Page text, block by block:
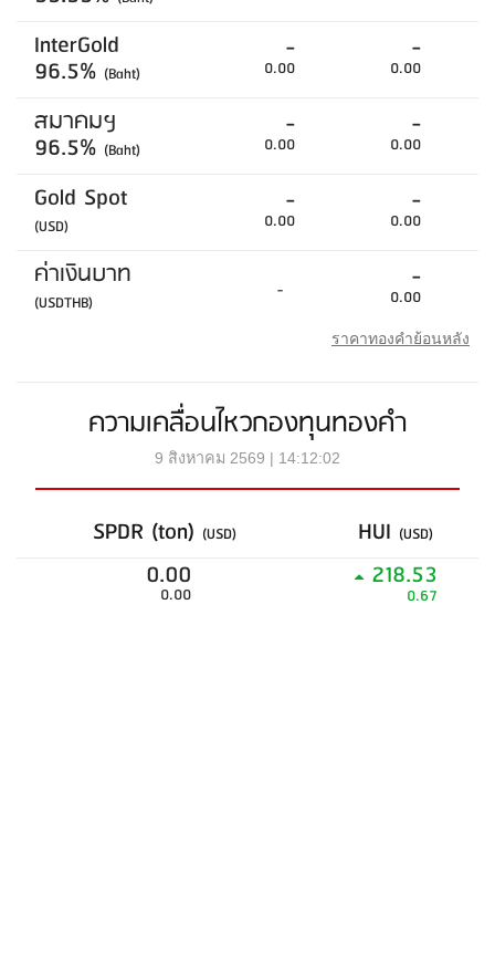
InterGold
96.5% (Baht)
-
0.00
-
0.00
สมาคมฯ
96.5% (Baht)
-
0.00
-
0.00
Gold Spot
(USD)
-
0.00
-
0.00
ค่าเงินบาท
(USDTHB) - -
0.00
ราคาทองคำย้อนหลัง
ความเคลื่อนไหวกองทุนทองคำ
9 สิงหาคม 2569 | 14:12:02
SPDR (ton) (USD) HUI (USD)
0.00
0.00
218.53
0.67